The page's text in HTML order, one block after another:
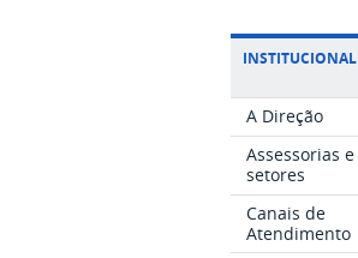
INSTITUCIONAL
A Direção
Assessorias e
setores
Canais de
Atendimento